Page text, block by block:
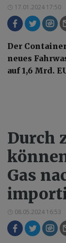
17.01.2024 17:50
Der
neues
auf 1,6 Mrd.
Durch
Gas
08.05.2024 16:53